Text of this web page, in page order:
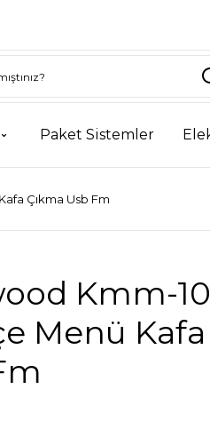
Paket Sistemler
Çıkma Usb Fm
Kmm-
Menü Kafa